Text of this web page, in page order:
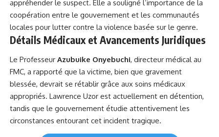
appréhender le suspect. Elle a souligné l’importance de la
coopération entre le gouvernement et les communautés
locales pour lutter contre la violence basée sur le genre.
Détails Médicaux et Avancements Juridiques
Le Professeur Azubuike Onyebuchi, directeur médical au
FMC, a rapporté que la victime, bien que gravement
blessée, devrait se rétablir grâce aux soins médicaux
appropriés. Lawrence Uzor est actuellement en détention,
tandis que le gouvernement étudie attentivement les
circonstances entourant cet incident tragique.